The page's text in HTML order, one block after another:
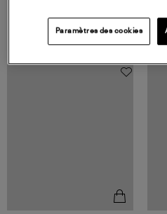
VOS DERNIERS PRODUITS
Paramètres des cookies